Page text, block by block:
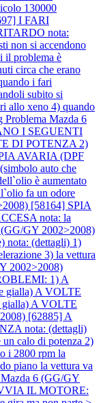
130000
I FARI
nota:
non si accendono
il problema è
circa che erano
i fari
subito si
allo xeno 4) quando
Problema Mazda 6
I SEGUENTI
DI POTENZA 2)
AVARIA (DPF
auto che
è aumentato
fa un odore
[58164] SPIA
nota: la
GY 2002>2008)
nota: (dettagli) 1)
3) la vettura
2002>2008)
1) A
gialla) A VOLTE
gialla) A VOLTE
[62885] A
nota: (dettagli)
un calo di potenza 2)
i 2800 rpm la
piano la vettura va
6 (GG/GY
IL MOTORE: